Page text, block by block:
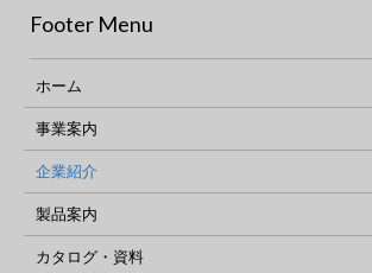
Footer Menu
ホーム
事業案内
企業紹介
製品案内
カタログ・資料